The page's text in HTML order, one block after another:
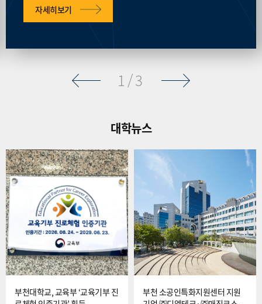
무료로 양질의 진로체험 기회를 제공하는 우수 기관을 심사해
정부가 공식 인증하는 제도다. 이번 인증기관 선정에는 정부·공
선정을 통해 부천대학교는 학과체험 프로그램의 전문성과 우수
3년간 인증기관 자격을 유지하며 지역사회 학생들을 위한 진로
체험 프로그램을 지속해서 운영하게 된다. 부천대학교는 매년
을 운영해오고 있으며, 특히 2026학년도 1학기에는 1,188명 이
상의 학생들에게 관심 분야에 대한 구체적인 진로 및 직업 탐색
기회를 제공한 바 있다. 앞서 2022년에는 진로교육 유공자(진로
탐색활동협력 분야) 표창을 수상하며 지역사회 진로교육 활성
화에 기여한 공로를 인정받기도 했다. 한정석 총장은 “이번 교육
기부 진로체험 인증기관 선정은 우리 대학이 지닌 우수한 교육
인프라를 지역사회와 나눈다는 점에서 뜻깊다”며, “앞으로도 학
생들의 눈높이에 맞는 다양한 진로체험 프로그램을 지속해서
개발하고, 지역사회와 함께 동반 성장하는 대학으로서 사회적
책무를 다하겠다”고 밝혔다. 한편, 부천대학교 입학홍보처는 오
는 12월까지 교육 연계 프로그램인 ‘드림PLUS+’ 및 ‘캠퍼스투
어’를 지속해서 운영할 계획이다. 프로
자세히보기
1/3
대학뉴스
부천대학교, 교육부 ‘교육기부 진
부천 소공인특화지원센터 지원